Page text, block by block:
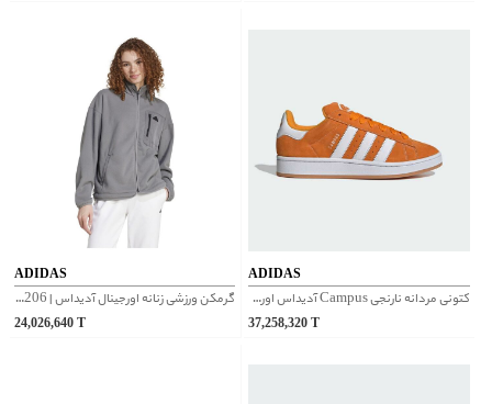
ADIDAS
گرمکن ورزشی زنانه اورجینال آدیداس | IW5206
24,026,640
ADIDAS
کتونی مردانه نارنجی Campus آدیداس اورجینال | ID1436
37,258,320